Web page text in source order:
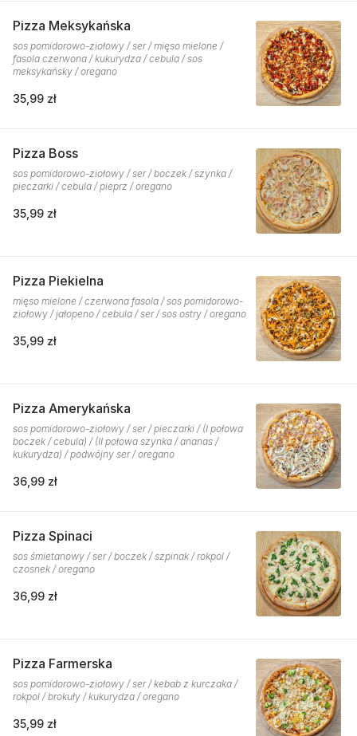
Pizza Meksykańska
sos pomidorowo-ziołowy / ser / mięso mielone /
fasola czerwona / kukurydza / cebula / sos
meksykańsky / oregano
35,99 zł
Pizza Boss
sos pomidorowo-ziołowy / ser / boczek / szynka /
pieczarki / cebula / pieprz / oregano
35,99 zł
Pizza Piekielna
mięso mielone / czerwona fasola / sos pomidorowo-
ziołowy / jałopeno / cebula / ser / sos ostry / oregano
35,99 zł
Pizza Amerykańska
sos pomidorowo-ziołowy / ser / pieczarki / (I połowa
boczek / cebula) / (II połowa szynka / ananas /
kukurydza) / podwójny ser / oregano
36,99 zł
Pizza Spinaci
sos śmietanowy / ser / boczek / szpinak / rokpol /
czosnek / oregano
36,99 zł
Pizza Farmerska
sos pomidorowo-ziołowy / ser / kebab z kurczaka /
rokpol / brokuły / kukurydza / oregano
35,99 zł